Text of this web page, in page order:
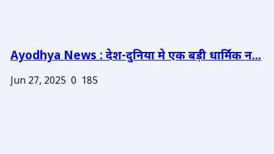
Ayodhya News : देश-दुनिया मे एक बड़ी धार्मिक न...
Jun 27, 2025 0 185